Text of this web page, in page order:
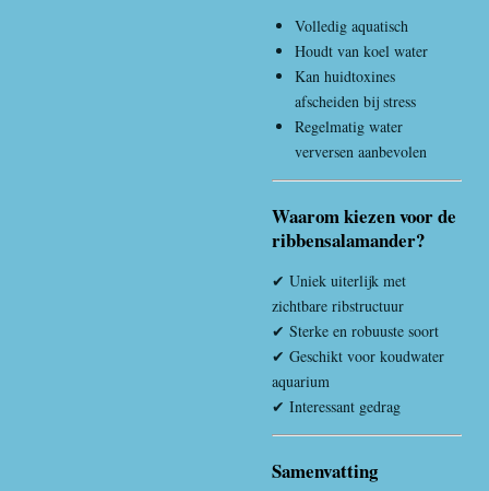
Volledig aquatisch
Houdt van koel water
Kan huidtoxines
afscheiden bij stress
Regelmatig water
verversen aanbevolen
Waarom kiezen voor de
ribbensalamander?
✔ Uniek uiterlijk met
zichtbare ribstructuur
✔ Sterke en robuuste soort
✔ Geschikt voor koudwater
aquarium
✔ Interessant gedrag
Samenvatting